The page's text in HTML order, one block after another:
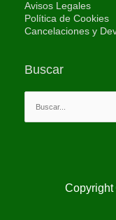
Avisos Legales
Política de Cookies
Cancelaciones y
Buscar
Buscar